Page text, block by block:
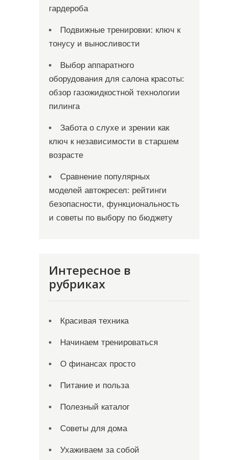
гардероба
Подвижные тренировки: ключ к
тонусу и выносливости
Выбор аппаратного
оборудования для салона красоты:
обзор газожидкостной технологии
пилинга
Забота о слухе и зрении как
ключ к независимости в старшем
возрасте
Сравнение популярных
моделей автокресел: рейтинги
безопасности, функциональность
и советы по выбору по бюджету
Интересное в
рубриках
Красивая техника
Начинаем тренироваться
О финансах просто
Питание и польза
Полезный каталог
Советы для дома
Ухаживаем за собой